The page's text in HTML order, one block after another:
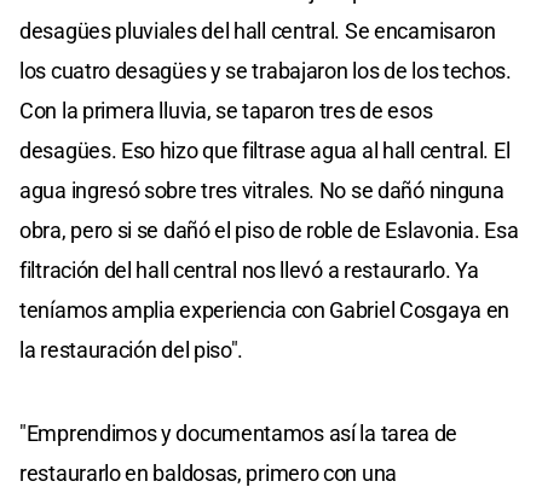
desagües pluviales del hall central. Se encamisaron
los cuatro desagües y se trabajaron los de los techos.
Con la primera lluvia, se taparon tres de esos
desagües. Eso hizo que filtrase agua al hall central. El
agua ingresó sobre tres vitrales. No se dañó ninguna
obra, pero si se dañó el piso de roble de Eslavonia. Esa
filtración del hall central nos llevó a restaurarlo. Ya
teníamos amplia experiencia con Gabriel Cosgaya en
la restauración del piso".
"Emprendimos y documentamos así la tarea de
restaurarlo en baldosas, primero con una